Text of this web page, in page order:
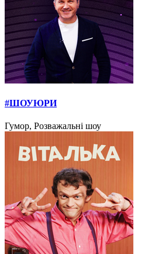
#ШОУЮРИ
Гумор, Розважальні шоу